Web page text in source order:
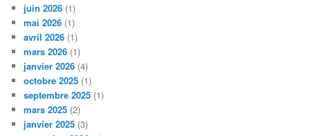
juin 2026 (1)
mai 2026 (1)
avril 2026 (1)
mars 2026 (1)
janvier 2026 (4)
octobre 2025 (1)
septembre 2025 (1)
mars 2025 (2)
janvier 2025 (3)